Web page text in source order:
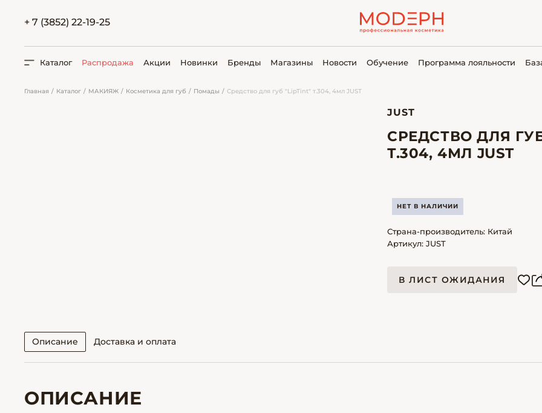
+ 7 (3852) 22-19-25
Каталог Распродажа Акции Новинки Бренды Магазины Новости Обучение Программа лояльности
Главная Каталог МАКИЯЖ Косметика для губ Помады Средство для губ "LipTint" т.304, 4мл JUST
JUST
СРЕДСТВО ДЛЯ
Т.304, 4МЛ JUST
НЕТ В НАЛИЧИИ
Страна-производитель: Китай
Артикул: JUST
В ЛИСТ ОЖИДАНИЯ
Описание Доставка и оплата
ОПИСАНИЕ